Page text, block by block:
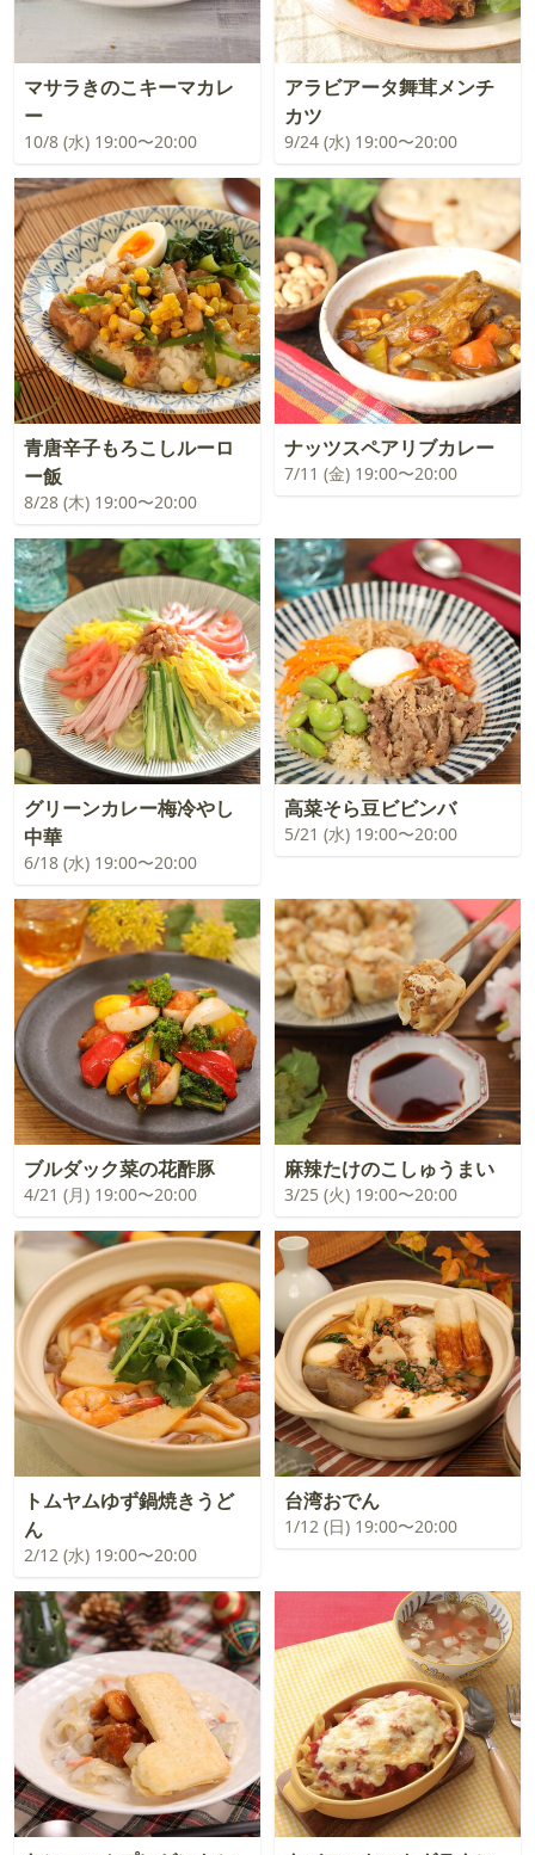
マサラきのこキーマカレ
ー
10/8 (水) 19:00〜20:00
アラビアータ舞茸メンチ
カツ
9/24 (水) 19:00〜20:00
青唐辛子もろこしルーロ
ー飯
8/28 (木) 19:00〜20:00
ナッツスペアリブカレー
7/11 (金) 19:00〜20:00
グリーンカレー梅冷やし
中華
6/18 (水) 19:00〜20:00
高菜そら豆ビビンバ
5/21 (水) 19:00〜20:00
ブルダック菜の花酢豚
4/21 (月) 19:00〜20:00
麻辣たけのこしゅうまい
3/25 (火) 19:00〜20:00
トムヤムゆず鍋焼きうど
ん
2/12 (水) 19:00〜20:00
台湾おでん
1/12 (日) 19:00〜20:00